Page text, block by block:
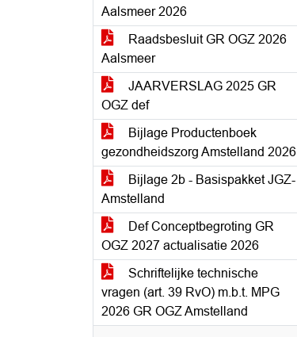
Aalsmeer 2026
Raadsbesluit GR OGZ 2026
Aalsmeer
JAARVERSLAG 2025 GR
OGZ def
Bijlage Productenboek
gezondheidszorg Amstelland 2026
Bijlage 2b - Basispakket JGZ-
Amstelland
Def Conceptbegroting GR
OGZ 2027 actualisatie 2026
Schriftelijke technische
vragen (art. 39 RvO) m.b.t. MPG
2026 GR OGZ Amstelland